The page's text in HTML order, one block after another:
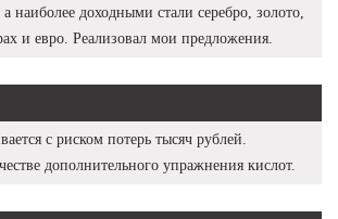
доходными стали серебро, золото,
и евро. Реализовал мои предложения.
с риском потерь тысяч рублей.
дополнительного упражнения кислот.